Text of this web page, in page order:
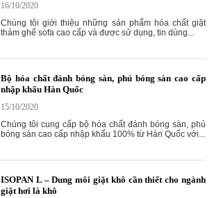
16/10/2020
Chúng tôi giới thiệu những sản phẩm hóa chất giặt
thảm ghế sofa cao cấp và được sử dụng, tin dùng...
Bộ hóa chất đánh bóng sàn, phủ bóng sàn cao cấp
nhập khẩu Hàn Quốc
15/10/2020
Chúng tôi cung cấp bộ hóa chất đánh bóng sàn, phủ
bóng sàn cao cấp nhập khẩu 100% từ Hàn Quốc với...
ISOPAN L – Dung môi giặt khô cần thiết cho ngành
giặt hơi là khô